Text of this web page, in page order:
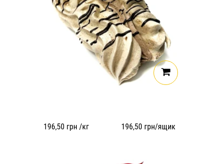
196,50 грн /кг 196,50 грн/ящик